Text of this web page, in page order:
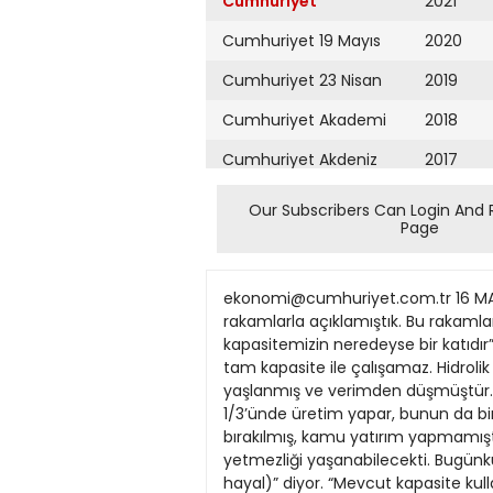
Cumhuriyet 19 Mayıs
Cumhuriyet 23 Nisan
Cumhuriyet Akademi
Cumhuriyet Akdeniz
Cumhuriyet Alışveriş
Cumhuriyet Ankara
Cumhuriyet Büyük
Taaruz
Cumhuriyet
Cumartesi
Cumhuriyet Çevre
2020
2019
2018
2017
2016
2015
2013
2012
2011
2010
2009
Our Subscribers Can Login And
Page
ekonomi@cumhuriyet.com.tr 16 MART 2010 SALI CUMHURİYET SAYFA EKONOMİ 13 CMYB C M Y B Geçen hafta enerjide dışa bağımlılığımızı rakamlarla açıklamıştık. Bu rakamlara bazı katkı ve itirazlar geldi. Okuyucumuz Muammer Argun, “Üretim kapasitemiz tüketim kapasitemizin neredeyse bir katıdır” şeklindeki görüşümüze “Santral kurulu güç toplamı rakamınız kabaca doğru, ama hiçbir santral tam kapasite ile çalışamaz. Hidrolik santrallarımız su varsa üretim yapar. Bir bölümü üç beş ay devrededir. Kömür santrallarımız yaşlanmış ve verimden düşmüştür. İyileştirme yatırımları yapılmadığından bazıları yarı güçte çalışmaktadır. Rüzgâr santralları senenin 1/3’ünde üretim yapar, bunun da bir bölümü tam kapasite ile değildir. EPDK Yasası ile santral yatırımı sadece özel sektör tekeline bırakılmış, kamu yatırım yapmamıştır. Beklenen özel sektör yatırımları da yeterli olmadığından ekonomik kriz yaşanmasa idi arz yetmezliği yaşanabilecekti. Bugünkü trendle 2012 sonrası konuşuluyor. (Siz 7200:8760= yüzde 82 emre amadelik öngörmüşünüz, ama hayal)” diyor. “Mevcut kapasite kullanılmamaktadır” şeklindeki görüşümüze de “Bu doğru, ama neden? AKP’nin ‘al’ ya da ‘öde’ doğalgaz alım sözleşmeleri ile ‘yap işlet (Yİ)’ santrallarından alım zorunluluğudur. Geçen yıl barajlarda su varken hidrolikten üretim yerine Yİ santrallarından ithal doğalgazla üretilen enerji alınmıştır” şeklinde bizim de kabul ettiğimiz katkıda bulunmuş. Doğalgaz santrallarının toplam kapasitenin yüzde 30’unu oluşturması zaten bunu ortaya koyuyor. Bir de okuyucumuzun dediği gibi alım garantisi olunca gelecek nesillerin bile kişi başına gelirlerine ipotek koymuş oluyoruz. “Enerji ülkemizde çok pahalıdır” tespitimize de “Bu da doğru. Ama bunun nedeni de enerji’ enerji yoğunluğu -birim enerjiden maksimum GSMH elde etme-’ değildir. Birincil enerji kaynaklarının dışa bağımlı seçilmesindendir. Bu yetmezmiş gibi bir de çimento sanayisi ve ark ocakları gibi yoğun elektrik enerjisi tüketen sektörlerin özendirilmesi, çok kıymetli enerjimizin katma değeri düşük alanlarda çarçur edilmesidir. Kıta Avrupası’ndan dışlanan bu sektörler ayrıca aşırı bir çevre kirliliğine neden olmaktadır” şeklinde kesinlikle mutabık olduğumuz bir görüş beyan etmiş. Siz sanayinizi, enerji kaynaklarınızı verimli kullanacak şekilde ve ülkenizin gereklerine göre planlamazsanız, enerjinin verimsiz kullanıldığı sanayi işletmeleri kurarsınız ki bu da okuyucumuzun da söylediği gibi dışa bağlı olan enerji kaynaklarınızı verimsiz de kullanmış olursunuz.